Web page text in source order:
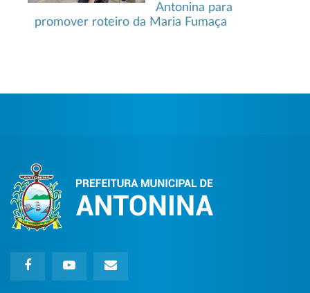
Antonina para
promover roteiro da Maria Fumaça